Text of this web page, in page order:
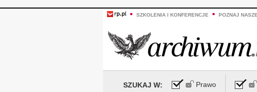
SZKOLENIA I KONFERENCJE POZNAJ
SZUKAJ W: Prawo